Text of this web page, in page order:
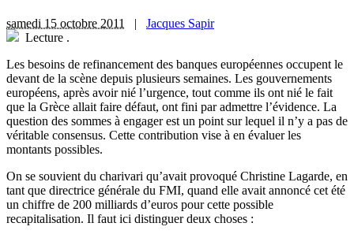
samedi 15 octobre 2011 | Jacques Sapir
Lecture .
Les besoins de refinancement des banques européennes occupent le
devant de la scène depuis plusieurs semaines. Les gouvernements
européens, après avoir nié l’urgence, tout comme ils ont nié le fait
que la Grèce allait faire défaut, ont fini par admettre l’évidence. La
question des sommes à engager est un point sur lequel il n’y a pas de
véritable consensus. Cette contribution vise à en évaluer les
montants possibles.
On se souvient du charivari qu’avait provoqué Christine Lagarde, en
tant que directrice générale du FMI, quand elle avait annoncé cet été
un chiffre de 200 milliards d’euros pour cette possible
recapitalisation. Il faut ici distinguer deux choses :